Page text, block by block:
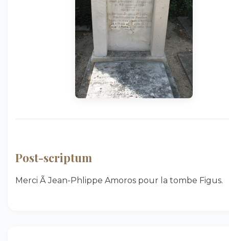
Post-scriptum
Merci Ã Jean-Phlippe Amoros pour la tombe Figus.